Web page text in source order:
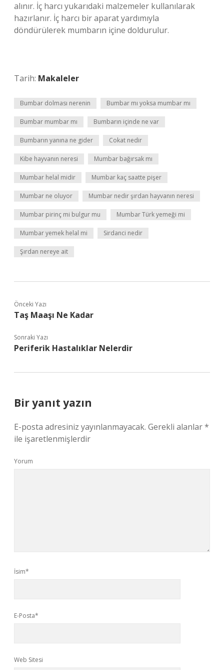
alınır. İç harcı yukarıdaki malzemeler kullanılarak
hazırlanır. İç harcı bir aparat yardımıyla
döndürülerek mumbarın içine doldurulur.
Tarih: Makaleler
Bumbar dolması nerenin Bumbar mı yoksa mumbar mı
Bumbar mumbar mı Bumbarın içinde ne var
Bumbarın yanına ne gider Cokat nedir
Kibe hayvanın neresi Mumbar bağırsak mı
Mumbar helal midir Mumbar kaç saatte pişer
Mumbar ne oluyor Mumbar nedir şırdan hayvanın neresi
Mumbar pirinç mi bulgur mu Mumbar Türk yemeği mi
Mumbar yemek helal mi Sirdanci nedir
Şırdan nereye ait
Önceki Yazı
Taş Maaşı Ne Kadar
Sonraki Yazı
Periferik Hastalıklar Nelerdir
Bir yanıt yazın
E-posta adresiniz yayınlanmayacak. Gerekli alanlar*
ile işaretlenmişlerdir
Yorum
İsim*
E-Posta*
Web Sitesi